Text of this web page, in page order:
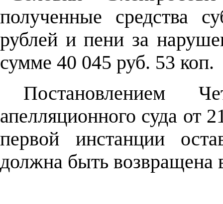
полученные средства
рублей и пени за
сумме 40 045 руб. 53 коп.
Постановлением
апелляционного суда от
первой инстанции
должна быть возвращена